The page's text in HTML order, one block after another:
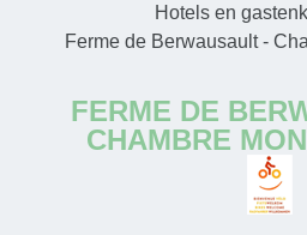
Hotels en
Ferme de Berwausault -
FERME DE
CHAMBRE